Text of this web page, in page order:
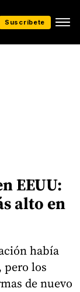
Suscríbete
EEUU:
alto en
había
los
de nuevo